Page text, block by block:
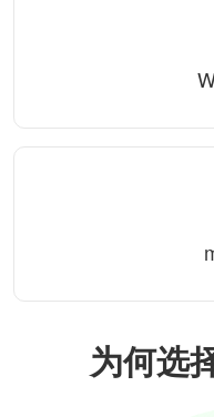
为何选